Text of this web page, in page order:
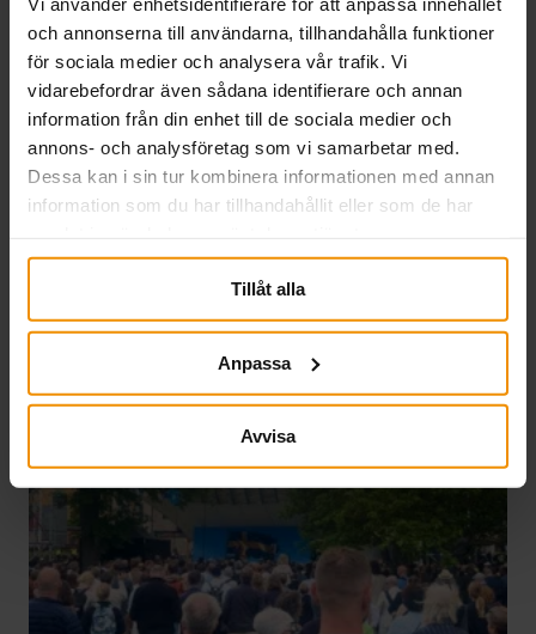
och annonserna till användarna, tillhandahålla funktioner
för sociala medier och analysera vår trafik. Vi
vidarebefordrar även sådana identifierare och annan
information från din enhet till de sociala medier och
annons- och analysföretag som vi samarbetar med.
Dessa kan i sin tur kombinera informationen med annan
information som du har tillhandahållit eller som de har
Tillåt alla
Anpassa
Avvisa
SMÅA i Almedalen 2026
03 juli, 2026
SMÅA deltog i Almedalsveckan för att lyfta
företagarnas villkor, knyta nya kontakter och stärka
samarbeten. Veckan präglades av samtal om